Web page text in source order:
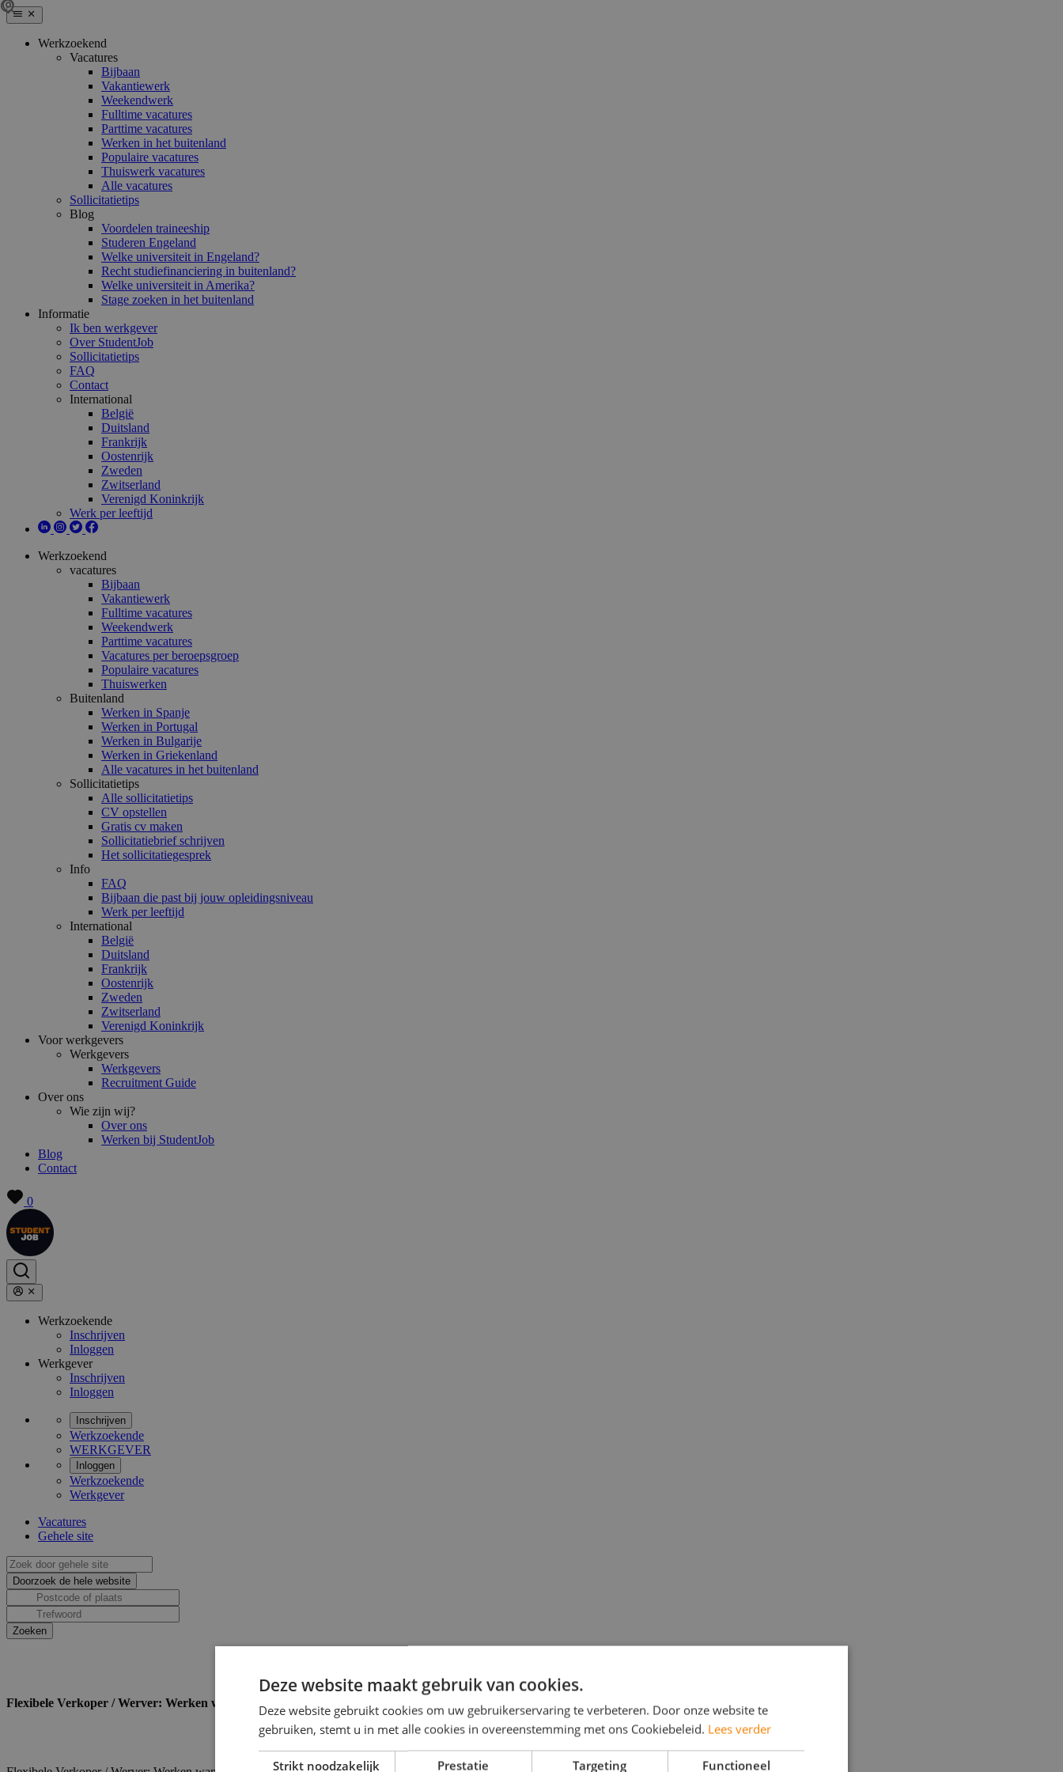
Werkzoekend
Vacatures
Bijbaan
Vakantiewerk
Weekendwerk
Fulltime vacatures
Parttime vacatures
Werken in het buitenland
Populaire vacatures
Thuiswerk vacatures
Alle vacatures
Sollicitatietips
Blog
Voordelen traineeship
Studeren Engeland
Welke universiteit in Engeland?
Recht studiefinanciering in buitenland?
Welke universiteit in Amerika?
Stage zoeken in het buitenland
Informatie
Ik ben werkgever
Over StudentJob
Sollicitatietips
FAQ
Contact
International
België
Duitsland
Frankrijk
Oostenrijk
Zweden
Zwitserland
Verenigd Koninkrijk
Werk per leeftijd
Werkzoekend
vacatures
Bijbaan
Vakantiewerk
Fulltime vacatures
Weekendwerk
Parttime vacatures
Vacatures per beroepsgroep
Populaire vacatures
Thuiswerken
Buitenland
Werken in Spanje
Werken in Portugal
Werken in Bulgarije
Werken in Griekenland
Alle vacatures in het buitenland
Sollicitatietips
Alle sollicitatietips
CV opstellen
Gratis cv maken
Sollicitatiebrief schrijven
Het sollicitatiegesprek
Info
FAQ
Bijbaan die past bij jouw opleidingsniveau
Werk per leeftijd
International
België
Duitsland
Frankrijk
Oostenrijk
Zweden
Zwitserland
Verenigd Koninkrijk
Voor werkgevers
Werkgevers
Werkgevers
Recruitment Guide
Over ons
Wie zijn wij?
Over ons
Werken bij StudentJob
Blog
Contact
0
Werkzoekende
Inschrijven
Inloggen
Werkgever
Inschrijven
Inloggen
Inschrijven
Werkzoekende
WERKGEVER
Inloggen
Werkzoekende
Werkgever
Vacatures
Gehele site
Flexibele Verkoper / Werver: Werken wanneer jij wilt (€150-€250 per dag)
Deze website maakt gebruik van cookies.
Deze website gebruikt cookies om uw gebruikerservaring te verbeteren. Door onze website te
gebruiken, stemt u in met alle cookies in overeenstemming met ons Cookiebeleid. Lees verder
Strikt noodzakelijk Prestatie Targeting Functioneel